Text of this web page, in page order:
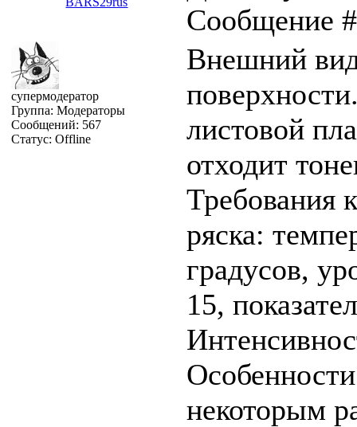
Сообщение
супермодератор
Группа: Модераторы
Сообщений: 567
Статус: Offline
Внешний
листовой
отходит
Требования
ряска:
градусов,
15,
некоторым